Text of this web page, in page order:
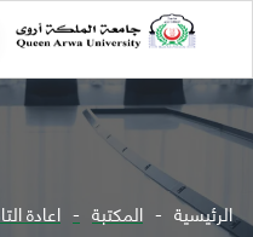
الرئيسية المكتبة اعادة